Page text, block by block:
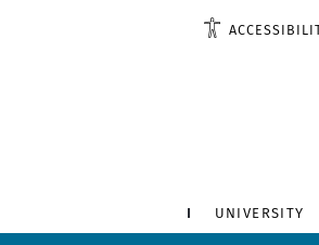
UNIVERSITY